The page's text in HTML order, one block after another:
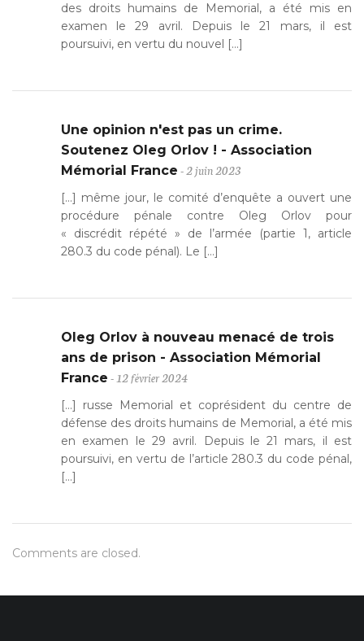
des droits humains de Memorial, a été mis en
examen le 29 avril. Depuis le 21 mars, il est
poursuivi, en vertu du nouvel […]
Une opinion n'est pas un crime.
Soutenez Oleg Orlov ! - Association
Mémorial France - 2 juin 2023
[…] même jour, le comité d’enquête a ouvert une
procédure pénale contre Oleg Orlov pour
« discrédit répété » de l’armée (partie 1, article
280.3 du code pénal). Le […]
Oleg Orlov à nouveau menacé de trois
ans de prison - Association Mémorial
France - 12 février 2024
[…] russe Memorial et coprésident du centre de
défense des droits humains de Memorial, a été mis
en examen le 29 avril. Depuis le 21 mars, il est
poursuivi, en vertu de l’article 280.3 du code pénal,
[…]
Comments are closed.